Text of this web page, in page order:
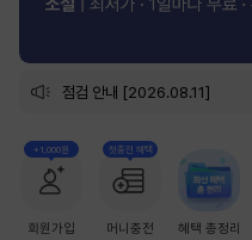
점검 안내 [2026.08.11]
+1,000원
회원가입
첫충전 혜택
머니충전 혜택 총정리